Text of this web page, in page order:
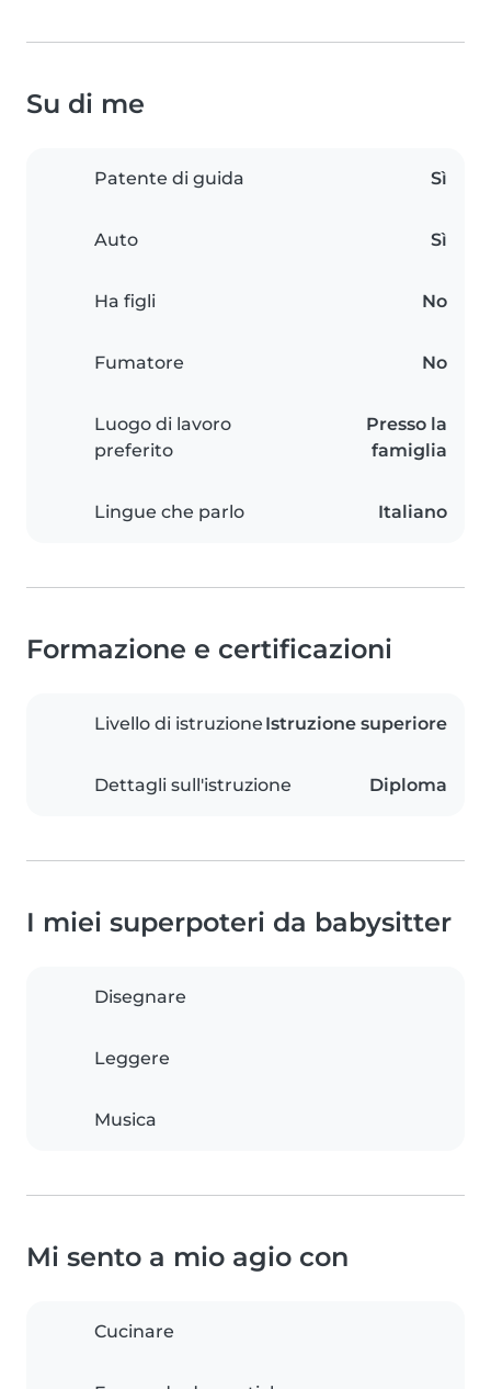
Su di me
Patente di guida Sì
Auto Sì
Ha figli No
Fumatore No
Luogo di lavoro
preferito
Presso la
famiglia
Lingue che parlo Italiano
Formazione e certificazioni
Livello di istruzione Istruzione superiore
Dettagli sull'istruzione Diploma
I miei superpoteri da babysitter
Disegnare
Leggere
Musica
Mi sento a mio agio con
Cucinare